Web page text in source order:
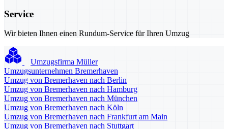
Service
Wir bieten Ihnen einen Rundum-Service für Ihren Umzug
Umzugsfirma Müller
Umzugsunternehmen Bremerhaven
Umzug von Bremerhaven nach Berlin
Umzug von Bremerhaven nach Hamburg
Umzug von Bremerhaven nach München
Umzug von Bremerhaven nach Köln
Umzug von Bremerhaven nach Frankfurt am Main
Umzug von Bremerhaven nach Stuttgart